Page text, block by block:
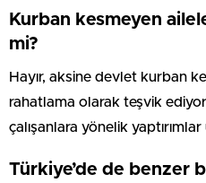
Kurban kesmeyen
mi?
Hayır, aksine devlet kurban
rahatlama olarak teşvik
çalışanlara yönelik yaptırımlar
Türkiye’de de benzer